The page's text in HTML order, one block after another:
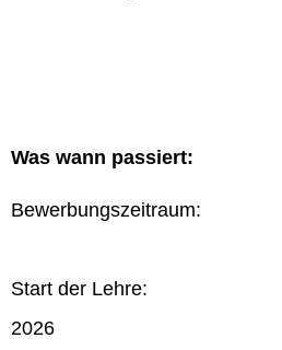
Was wann passiert:
Bewerbungszeitraum:
Start der Lehre:
2026